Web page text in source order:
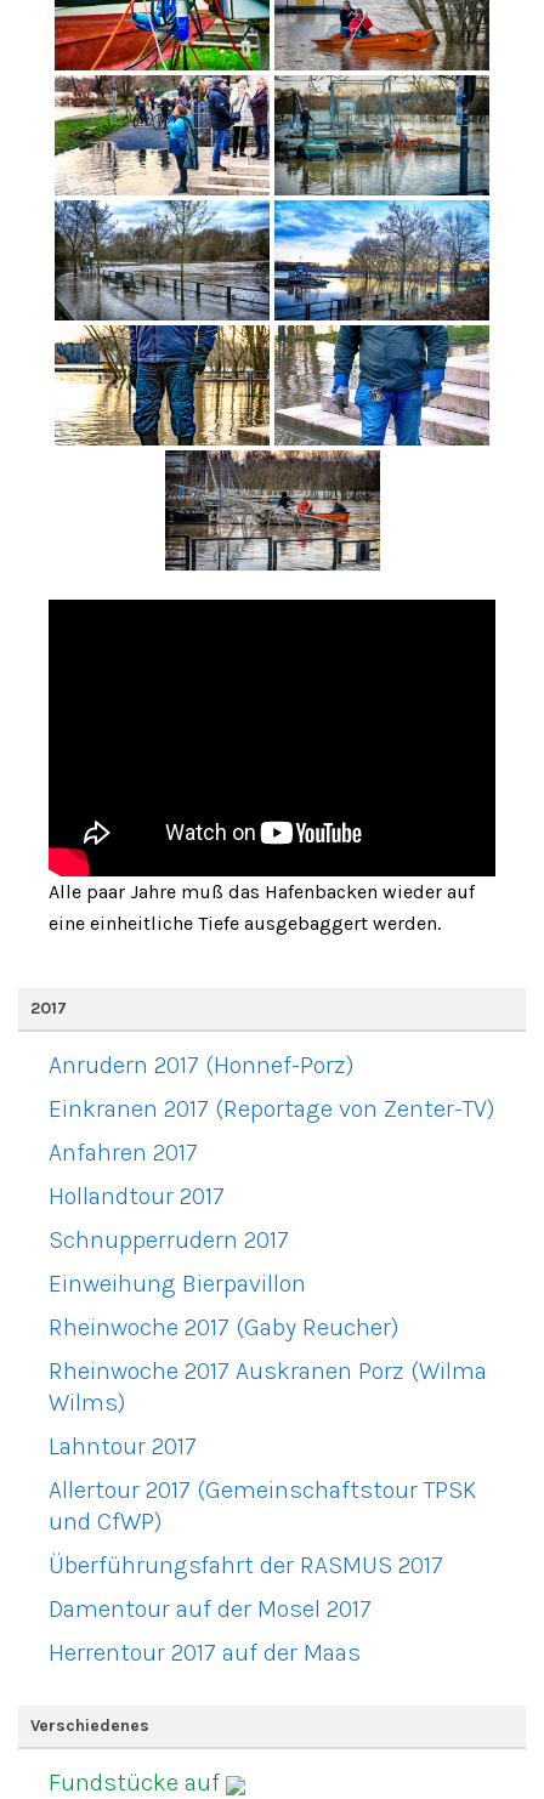
Alle paar Jahre muß das Hafenbacken wieder auf
eine einheitliche Tiefe ausgebaggert werden.
2017
Anrudern 2017 (Honnef-Porz)
Einkranen 2017 (Reportage von Zenter-TV)
Anfahren 2017
Hollandtour 2017
Schnupperrudern 2017
Einweihung Bierpavillon
Rheinwoche 2017 (Gaby Reucher)
Rheinwoche 2017 Auskranen Porz (Wilma
Wilms)
Lahntour 2017
Allertour 2017 (Gemeinschaftstour TPSK
und CfWP)
Überführungsfahrt der RASMUS 2017
Damentour auf der Mosel 2017
Herrentour 2017 auf der Maas
Verschiedenes
Fundstücke auf